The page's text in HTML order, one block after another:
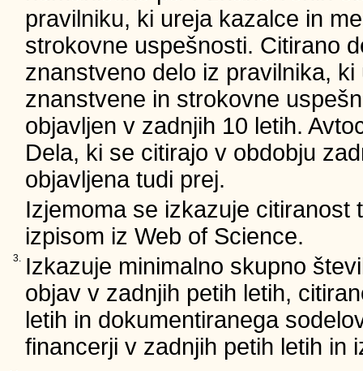
pravilniku, ki ureja kazalce in
strokovne uspešnosti. Citirano
znanstveno delo iz pravilnika,
znanstvene in strokovne
objavljen v zadnjih 10 letih.
Dela, ki se citirajo v obdobju
objavljena tudi prej.
Izjemoma se izkazuje citiranost
izpisom iz Web of Science.
3. Izkazuje minimalno skupno
objav v zadnjih petih letih,
letih in dokumentiranega
financerji v zadnjih petih letih in